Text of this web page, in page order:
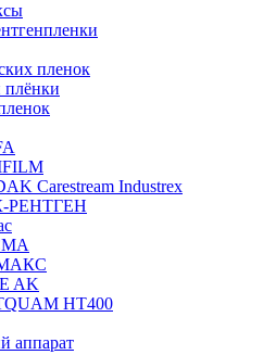
пленок
плёнки
Carestream Industrex
РЕНТГЕН
AK
HT400
аппарат